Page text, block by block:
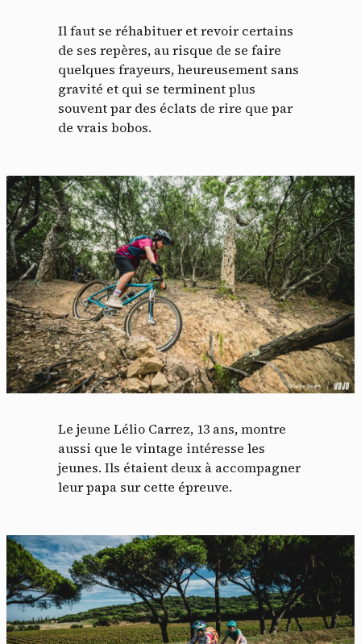
Il faut se réhabituer et revoir certains
de ses repères, au risque de se faire
quelques frayeurs, heureusement sans
gravité et qui se terminent plus
souvent par des éclats de rire que par
de vrais bobos.
Le jeune Lélio Carrez, 13 ans, montre
aussi que le vintage intéresse les
jeunes. Ils étaient deux à accompagner
leur papa sur cette épreuve.